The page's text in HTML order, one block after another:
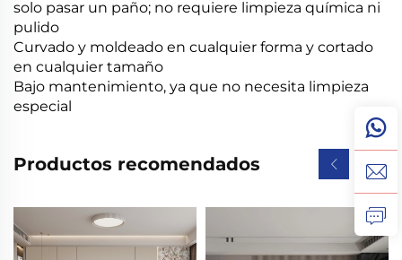
solo pasar un paño; no requiere limpieza química ni
pulido
Curvado y moldeado en cualquier forma y cortado
en cualquier tamaño
Bajo mantenimiento, ya que no necesita limpieza
especial
Productos recomendados